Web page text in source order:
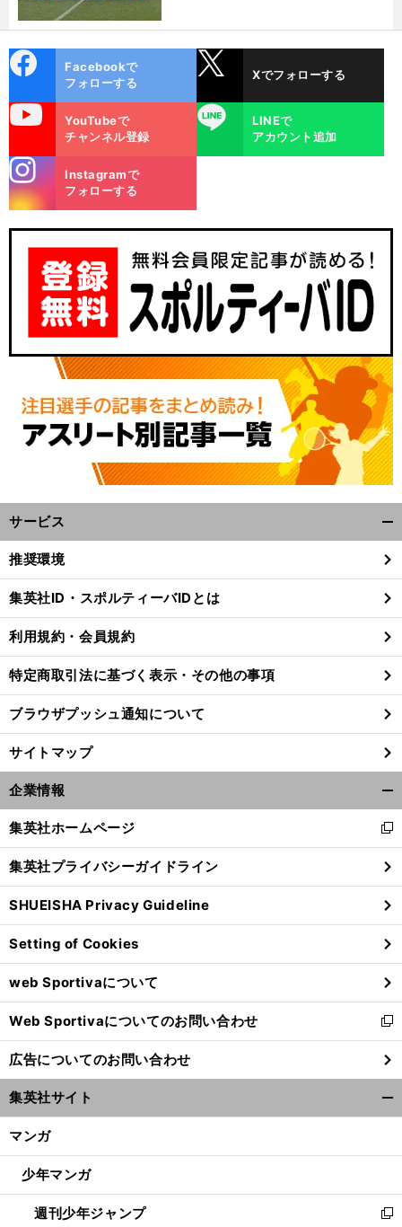
。
前
ok
Facebookで
フォローする
Xでフォローする
YouTubeで
チャンネル登録
LINE
LINEで
アカウント追加
m
Instagramで
フォローする
サービス
閉
る
推奨環境
集英社ID・スポルティーバIDとは
利用規約・会員規約
特定商取引法に基づく表示・その他の事項
ブラウザプッシュ通知について
サイトマップ
企業情報
閉
る
集英社ホームページ
新
し
い
ウ
ィ
ン
ド
ウ
で
開
く
集英社プライバシーガイドライン
SHUEISHA Privacy Guideline
Setting of Cookies
web Sportivaについて
Web Sportivaについてのお問い合わせ
新
し
い
ウ
ィ
ン
ウ
開
く
広告についてのお問い合わせ
集英社サイト
マンガ
少年マンガ
週刊少年ジャンプ
新